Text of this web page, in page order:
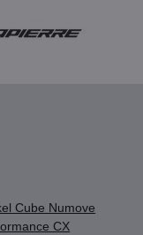
Cube Numove
CX